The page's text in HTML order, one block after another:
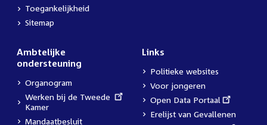
Toegankelijkheid
Sitemap
Ambtelijke
ondersteuning
Organogram
External
link:
Werken bij de Tweede
Kamer
Mandaatbesluit
Links
Politieke websites
Voor jongeren
External
link:
Open Data Portaal
Erelijst van Gevallenen